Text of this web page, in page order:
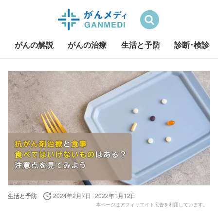
検索
がんの解説 がんの治療 生活と予防 診断･検診
生活と予防 2024年2月7日 2022年1月12日
本ページはアフィリエイト広告を利用しています。